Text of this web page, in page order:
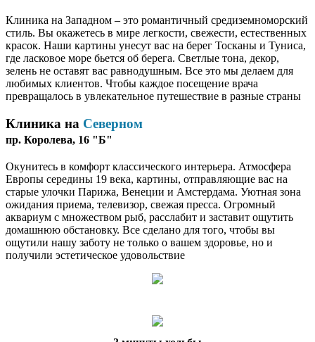
Клиника на Западном – это романтичный средиземноморский
стиль. Вы окажетесь в мире легкости, свежести, естественных
красок. Наши картины унесут вас на берег Тосканы и Туниса,
где ласковое море бьется об берега. Светлые тона, декор,
зелень не оставят вас равнодушным. Все это мы делаем для
любимых клиентов. Чтобы каждое посещение врача
превращалось в увлекательное путешествие в разные страны
Клиника на Северном
пр. Королева, 16 "Б"
Окунитесь в комфорт классического интерьера. Атмосфера
Европы середины 19 века, картины, отправляющие вас на
старые улочки Парижа, Венеции и Амстердама. Уютная зона
ожидания приема, телевизор, свежая пресса. Огромный
аквариум с множеством рыб, расслабит и заставит ощутить
домашнюю обстановку. Все сделано для того, чтобы вы
ощутили нашу заботу не только о вашем здоровье, но и
получили эстетическое удовольствие